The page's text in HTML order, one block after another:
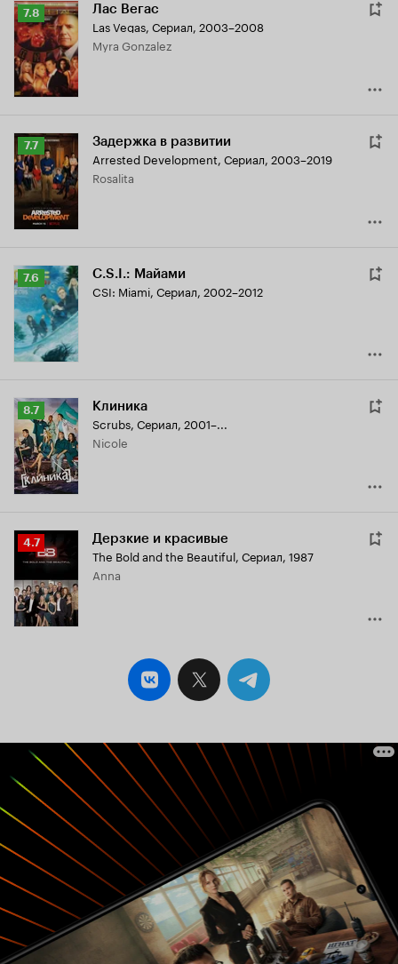
Рейтинг
Кинопоиска
7.8
7.8 Лас Вегас
Las Vegas, Сериал, 2003–2008
Myra Gonzalez
Рейтинг
Кинопоиска
7.7
7.7 Задержка в развитии
Arrested Development, Сериал, 2003–2019
Rosalita
Рейтинг
Кинопоиска
7.6
7.6 C.S.I.: Майами
CSI: Miami, Сериал, 2002–2012
Рейтинг
Кинопоиска
8.7
8.7 Клиника
Scrubs, Сериал, 2001–...
Nicole
Рейтинг
Кинопоиска
4.7
4.7 Дерзкие и красивые
The Bold and the Beautiful, Сериал, 1987
Anna